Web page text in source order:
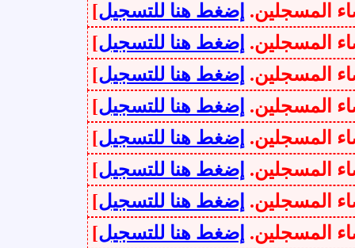
إضغط هنا للتسجيل]
إضغط هنا للتسجيل]
إضغط هنا للتسجيل]
إضغط هنا للتسجيل]
إضغط هنا للتسجيل]
إضغط هنا للتسجيل]
إضغط هنا للتسجيل]
إضغط هنا للتسجيل]